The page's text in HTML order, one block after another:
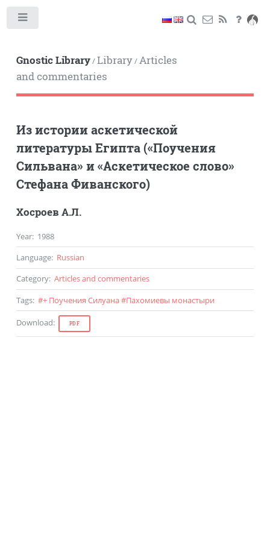
Gnostic Library/Library/Articles
and commentaries
Из истории аскетической
литературы Египта («Поучения
Сильвана» и «Аскетическое слово»
Стефана Фиванского)
Хосроев А.Л.
Year: 1988
Language: Russian
Category: Articles and commentaries
Tags: #+ Поучения Силуана#Пахомиевы монастыри
Download: PDF